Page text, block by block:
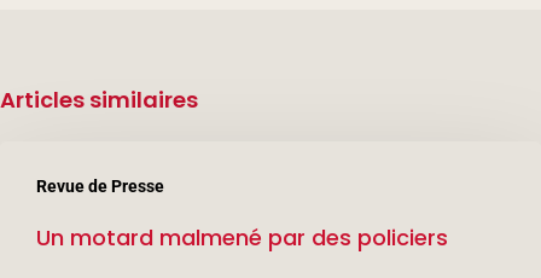
Articles similaires
Revue de Presse
motard
malmené
Un motard malmené par des policiers